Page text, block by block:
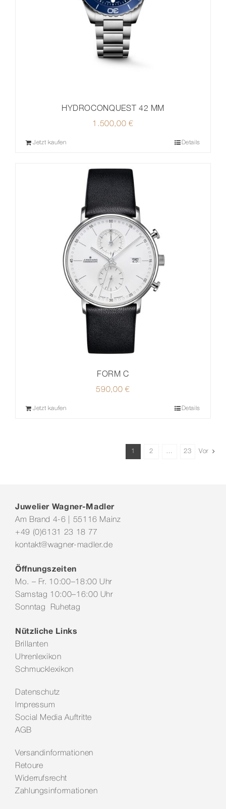
HYDROCONQUEST 42 MM
1.500,00€
Jetzt kaufen Details
FORM C
590,00 €
Jetzt kaufen Details
1 2 … 23 Vor
Juwelier Wagner-Madler
Am Brand 4-6 | 55116 Mainz
+49 (0)6131 23 18 77
kontakt@wagner-madler.de
Öffnungszeiten
Mo. – Fr. 10:00–18:00 Uhr
Samstag 10:00–16:00 Uhr
Sonntag Ruhetag
Nützliche Links
Brillanten
Uhrenlexikon
Schmucklexikon
Datenschutz
Impressum
Social Media Auftritte
AGB
Versandinformationen
Retoure
Widerrufsrecht
Zahlungsinformationen